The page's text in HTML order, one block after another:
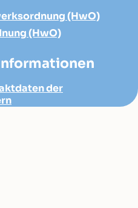
(HwO)
(HwO)
der